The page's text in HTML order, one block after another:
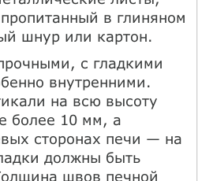
в глиняном
шнур или картон.
с гладкими
внутренними.
на всю высоту
более 10 мм, а
сторонах печи — на
должны быть
швов печной